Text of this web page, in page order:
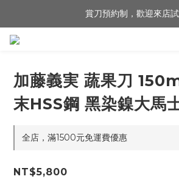
歡迎來到 包丁職人
賞刀預約制，歡迎來店
加藤義実 蔬果刀
末HSS鋼 黑染鎳大馬
全店，滿1500元免運費優惠
NT$5,800